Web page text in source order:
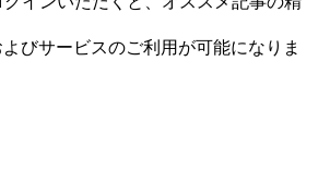
びサービスのご利用が可能になりま